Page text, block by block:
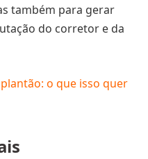
também para gerar
do corretor e da
o que isso quer